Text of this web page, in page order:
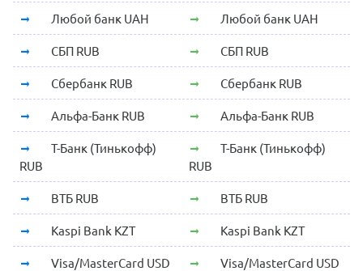
Любой банк UAH Любой банк UAH
СБП RUB СБП RUB
Сбербанк RUB Сбербанк RUB
Альфа-Банк RUB Альфа-Банк RUB
Т-Банк (Тинькофф)
RUB
Т-Банк (Тинькофф)
RUB
ВТБ RUB ВТБ RUB
Kaspi Bank KZT Kaspi Bank KZT
Visa/MasterCard USD Visa/MasterCard USD